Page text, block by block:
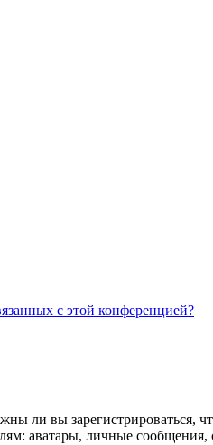
с этой конференцией?
ли вы зарегистрироваться,
аватары, личные сообщения,